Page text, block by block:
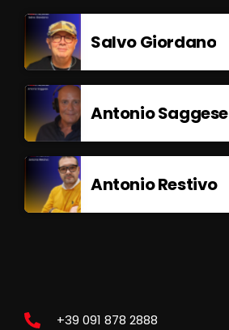
Salvo Giordano
Antonio Saggese
Antonio Restivo
+39 091 878 2888